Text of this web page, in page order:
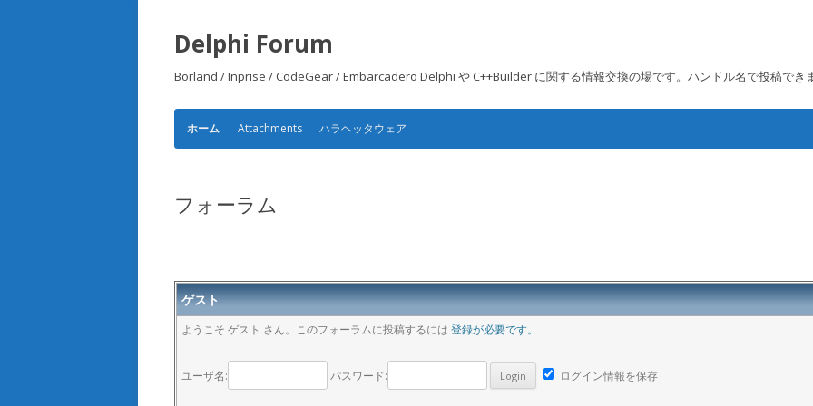
Delphi Forum
Borland / Inprise / CodeGear / Embarcadero Delphi や C++Builder に関する情報交換の場です。ハンドル名で投稿でき
コンテンツへ移動
ホーム Attachments ハラヘッタウェア
フォーラム
ゲスト
ようこそ ゲスト さん。このフォーラムに投稿するには 登録が必要です。
ユーザ名: パスワード: ログイン情報を保存